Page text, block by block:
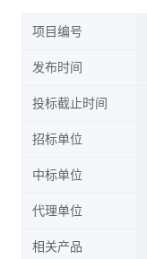
项目编号
发布时间
投标截止时间
招标单位
中标单位
代理单位
相关产品